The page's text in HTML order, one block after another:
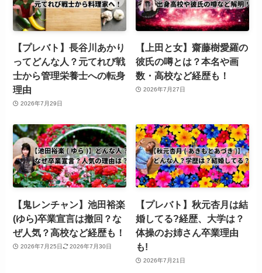
【プレバト】長谷川あかり
ってどんな人？元てれび戦
士から管理栄養士への転身
理由
2026年7月29日
【上田と女】齋藤樹愛羅の
彼氏の噂とは？本名や画
数・高校など経歴も！
2026年7月27日
【鬼レンチャン】池田裕楽
(ゆら)卒業宣言は撤回？な
ぜ人気？高校など経歴も！
2026年7月25日 2026年7月30日
【プレバト】秋元杏月は結
婚してる?経歴、大学は？
体操のお姉さん卒業理由
も!
2026年7月21日